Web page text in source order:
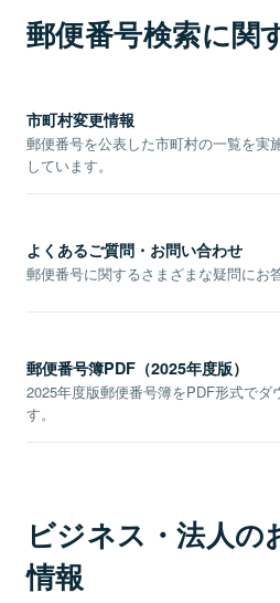
郵便番号検索に関
市町村変更情報
郵便番号を公表した市町村の一覧を実
しています。
よくあるご質問・お問い合わせ
郵便番号に関するさまざまな疑問にお
郵便番号簿PDF（2025年度版）
2025年度版郵便番号簿をPDF形式でダ
す。
ビジネス・法人の
情報